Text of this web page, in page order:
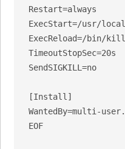
Restart=always
ExecStart=/usr/
ExecReload=/bin/kill
TimeoutStopSec=20s
SendSIGKILL=no
[Install]
WantedBy=multi-
EOF